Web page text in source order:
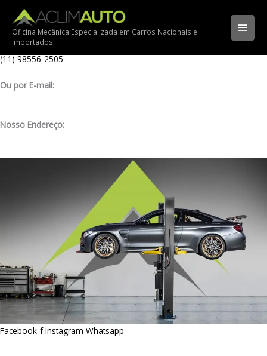
para
conteúdo
Oficina Mecânica Especializada em Carros Nacionais e
Importados
Ligue para nossa oficina:
(11) 3341-3969
Ligue pelo nosso WhatsApp:
(11) 98556-2505
Ou por E-mail:
Nosso Endereço:
Facebook-fInstagram Whatsapp